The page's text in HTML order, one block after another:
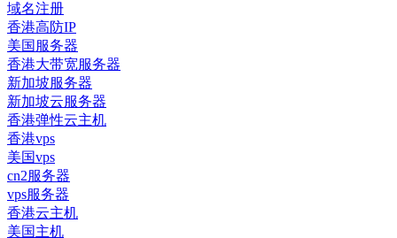
域名注册
香港高防IP
美国服务器
香港大带宽服务器
新加坡服务器
新加坡云服务器
香港弹性云主机
香港vps
美国vps
cn2服务器
vps服务器
香港云主机
美国主机